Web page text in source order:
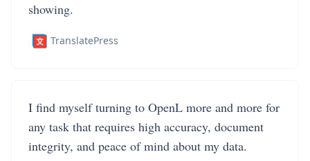
showing.
TranslatePress
I find myself turning to OpenL more and more for
any task that requires high accuracy, document
integrity, and peace of mind about my data.